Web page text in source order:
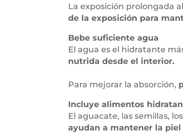
La exposición prolongada
de la exposición para
Bebe suficiente agua
El agua es el hidratante
nutrida desde el interior.
Para mejorar la absorción,
Incluye alimentos
El aguacate, las semillas,
ayudan a mantener la